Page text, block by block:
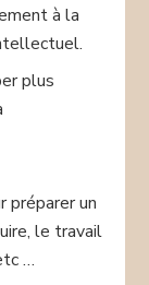
à la
plus
préparer un
le travail
…